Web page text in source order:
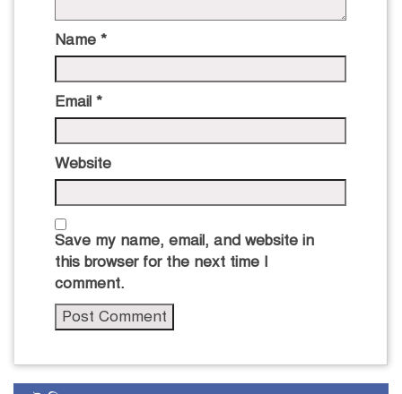
Name *
Email *
Website
Save my name, email, and website in
this browser for the next time I
comment.